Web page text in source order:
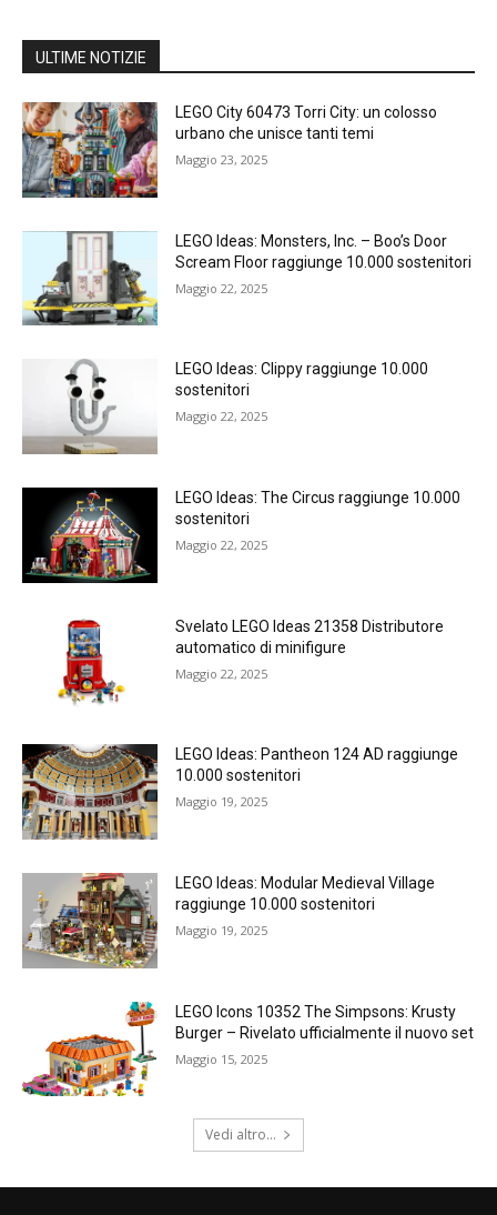
ULTIME NOTIZIE
LEGO City 60473 Torri City: un colosso
urbano che unisce tanti temi
Maggio 23, 2025
LEGO Ideas: Monsters, Inc. – Boo’s Door
Scream Floor raggiunge 10.000 sostenitori
Maggio 22, 2025
LEGO Ideas: Clippy raggiunge 10.000
sostenitori
Maggio 22, 2025
LEGO Ideas: The Circus raggiunge 10.000
sostenitori
Maggio 22, 2025
Svelato LEGO Ideas 21358 Distributore
automatico di minifigure
Maggio 22, 2025
LEGO Ideas: Pantheon 124 AD raggiunge
10.000 sostenitori
Maggio 19, 2025
LEGO Ideas: Modular Medieval Village
raggiunge 10.000 sostenitori
Maggio 19, 2025
LEGO Icons 10352 The Simpsons: Krusty
Burger – Rivelato ufficialmente il nuovo set
Maggio 15, 2025
Vedi altro...